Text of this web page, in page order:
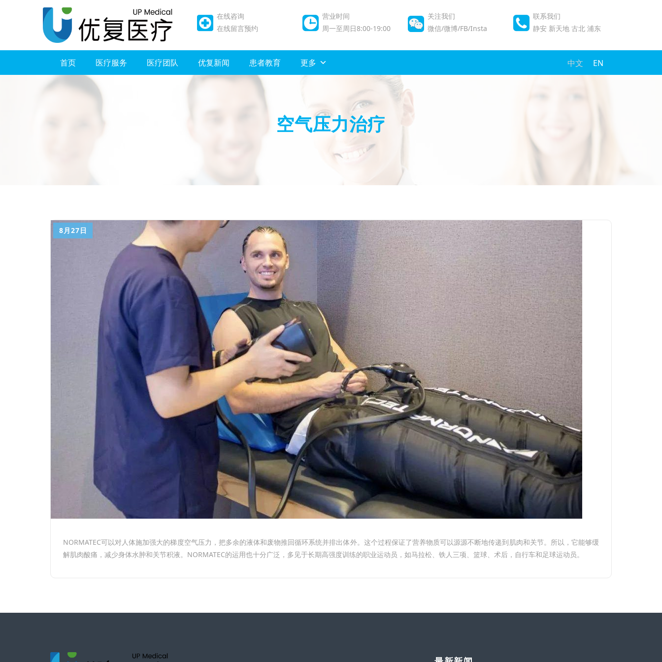
在线咨询
在线留言预约
营业时间
周一至周日8:00-19:00
关注我们
微信/微博/FB/Insta
联系我们
静安 新天地 古北 浦东
首页 医疗服务 医疗团队 优复新闻 患者教育 更多 中文 EN
空气压力治疗
8月27日
NORMATEC可以对人体施加强大的梯度空气压力，把多余的液体和废物推回循环系统并排出体外。这个过程保证了营养物质可以源源不断地传递到肌肉和关节。所以，它能够缓
解肌肉酸痛，减少身体水肿和关节积液。NORMATEC的运用也十分广泛，多见于长期高强度训练的职业运动员，如马拉松、铁人三项、篮球、术后，自行车和足球运动员。